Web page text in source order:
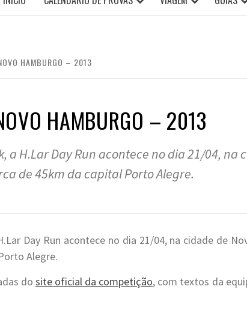
HAMBURGO – 2013
HAMBURGO – 2013
a H.Lar Day Run acontece no dia 21/04, na
de 45km da capital Porto Alegre.
Day Run acontece no dia 21/04, na cidade de
Alegre.
do site oficial da competição, com textos da